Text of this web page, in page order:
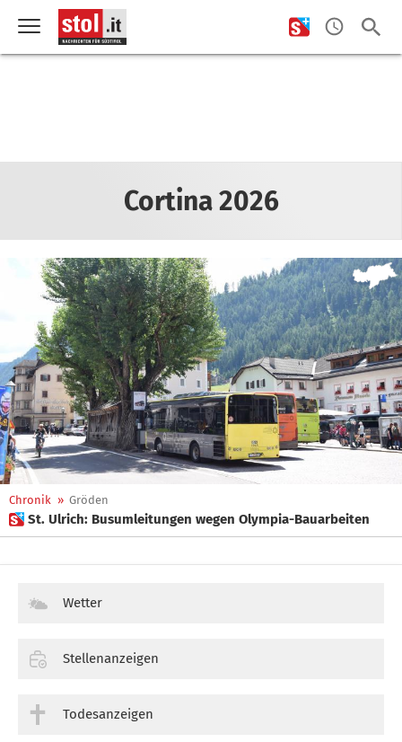
Cortina 2026
Chronik » Gröden
 St. Ulrich: Busumleitungen wegen Olympia-Bauarbeiten
Wetter
Stellenanzeigen
Todesanzeigen